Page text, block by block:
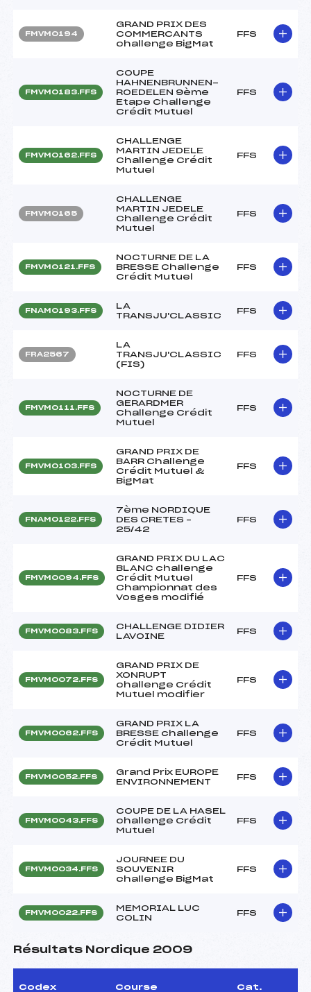
FMVM0194
GRAND PRIX DES
COMMERCANTS
challenge BigMat
FFS
FMVM0183.FFS
COUPE
HAHNENBRUNNEN-
ROEDELEN 9ème
Etape Challenge
Crédit Mutuel
FFS
FMVM0162.FFS
CHALLENGE
MARTIN JEDELE
Challenge Crédit
Mutuel
FFS
FMVM0165
CHALLENGE
MARTIN JEDELE
Challenge Crédit
Mutuel
FFS
FMVM0121.FFS
NOCTURNE DE LA
BRESSE Challenge
Crédit Mutuel
FFS
FNAM0193.FFS
LA
TRANSJU'CLASSIC
FFS
FRA2567
LA
TRANSJU'CLASSIC
(FIS)
FFS
FMVM0111.FFS
NOCTURNE DE
GERARDMER
Challenge Crédit
Mutuel
FFS
FMVM0103.FFS
GRAND PRIX DE
BARR Challenge
Crédit Mutuel &
BigMat
FFS
FNAM0122.FFS
7ème NORDIQUE
DES CRETES –
25/42
FFS
FMVM0094.FFS
GRAND PRIX DU LAC
BLANC challenge
Crédit Mutuel
Championnat des
Vosges modifié
FFS
FMVM0083.FFS
CHALLENGE DIDIER
LAVOINE
FFS
FMVM0072.FFS
GRAND PRIX DE
XONRUPT
challenge Crédit
Mutuel modifier
FFS
FMVM0062.FFS
GRAND PRIX LA
BRESSE challenge
Crédit Mutuel
FFS
FMVM0052.FFS
Grand Prix EUROPE
ENVIRONNEMENT
FFS
FMVM0043.FFS
COUPE DE LA HASEL
challenge Crédit
Mutuel
FFS
FMVM0034.FFS
JOURNEE DU
SOUVENIR
challenge BigMat
FFS
FMVM0022.FFS
MEMORIAL LUC
COLIN
FFS
Résultats Nordique 2009
Codex Course Cat.